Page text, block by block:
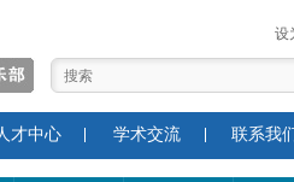
设
才中心 学术交流 联系我